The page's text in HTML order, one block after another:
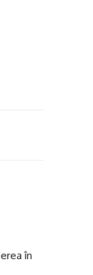
în